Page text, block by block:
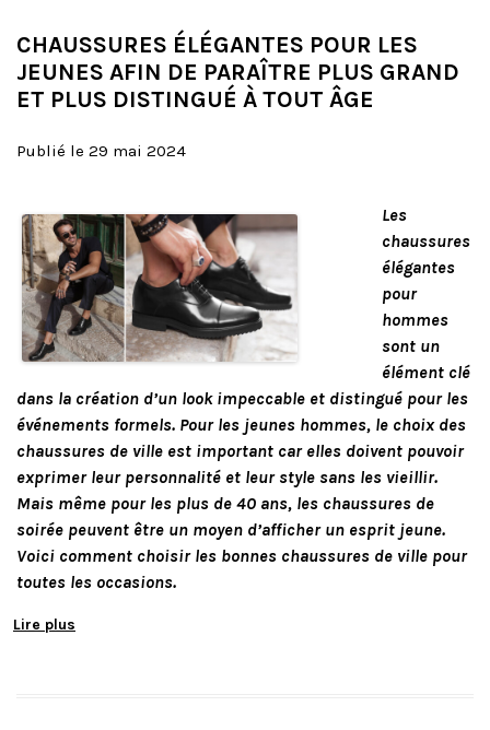
CHAUSSURES ÉLÉGANTES POUR LES
JEUNES AFIN DE PARAÎTRE PLUS GRAND
ET PLUS DISTINGUÉ À TOUT ÂGE
Publié le 29 mai 2024
Les
chaussures
élégantes
pour
hommes
sont un
élément clé
dans la création d’un look impeccable et distingué pour les
événements formels. Pour les jeunes hommes, le choix des
chaussures de ville est important car elles doivent pouvoir
exprimer leur personnalité et leur style sans les vieillir.
Mais même pour les plus de 40 ans, les chaussures de
soirée peuvent être un moyen d’afficher un esprit jeune.
Voici comment choisir les bonnes chaussures de ville pour
toutes les occasions.
Lire plus